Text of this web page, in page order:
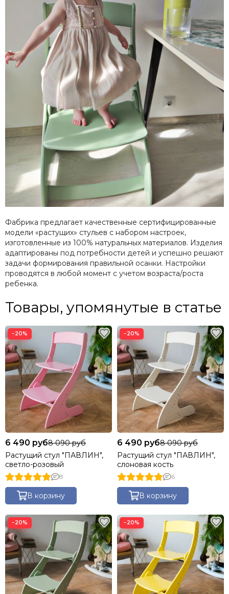
Фабрика предлагает качественные сертифицированные
модели «растущих» стульев с набором настроек,
изготовленные из 100% натуральных материалов. Изделия
адаптированы под потребности детей и успешно решают
задачи формирования правильной осанки. Настройки
проводятся в любой момент с учетом возраста/роста
ребенка.
Товары, упомянутые в статье
−20%
6 490 руб8 090 руб
Растущий стул "ПАВЛИН",
светло-розовый
8
В корзину
−20%
6 490 руб8 090 руб
Растущий стул "ПАВЛИН",
слоновая кость
6
В корзину
−20% −20%